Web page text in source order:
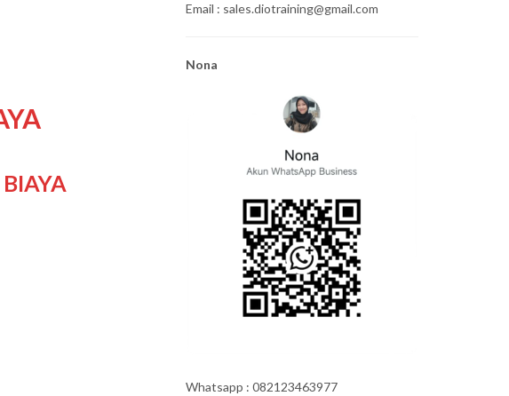
Email : sales.diotraining@gmail.com
Nona
Whatsapp : 082123463977